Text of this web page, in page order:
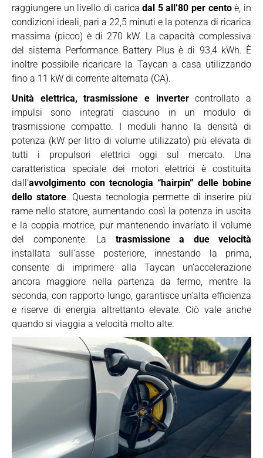
raggiungere un livello di caricadal 5 all’80 per centoè, in
condizioni ideali, pari a 22,5 minuti e la potenza di ricarica
massima (picco) è di 270 kW. La capacità complessiva
del sistema Performance Battery Plus è di 93,4 kWh. È
inoltre possibile ricaricare la Taycan a casa utilizzando
fino a 11 kW di corrente alternata (CA).
Unità elettrica, trasmissione e invertercontrollato a
impulsi sono integrati ciascuno in un modulo di
trasmissione compatto. I moduli hanno la densità di
potenza (kW per litro di volume utilizzato) più elevata di
tutti i propulsori elettrici oggi sul mercato. Una
caratteristica speciale dei motori elettrici è costituita
dall’avvolgimento con tecnologia “hairpin” delle bobine
dello statore. Questa tecnologia permette di inserire più
rame nello statore, aumentando così la potenza in uscita
e la coppia motrice, pur mantenendo invariato il volume
del componente. La trasmissione a due velocità
installata sull’asse posteriore, innestando la prima,
consente di imprimere alla Taycan un’accelerazione
ancora maggiore nella partenza da fermo, mentre la
seconda, con rapporto lungo, garantisce un’alta efficienza
e riserve di energia altrettanto elevate. Ciò vale anche
quando si viaggia a velocità molto alte.